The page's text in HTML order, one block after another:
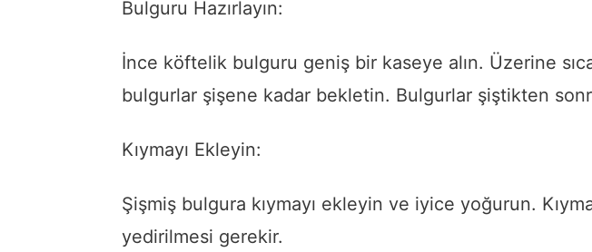
Bulguru Hazırlayın:
İnce köftelik bulguru geniş bir kaseye alın. Üzerine
bulgurlar şişene kadar bekletin. Bulgurlar şiştikten
Kıymayı Ekleyin:
Şişmiş bulgura kıymayı ekleyin ve iyice yoğurun.
yedirilmesi gerekir.